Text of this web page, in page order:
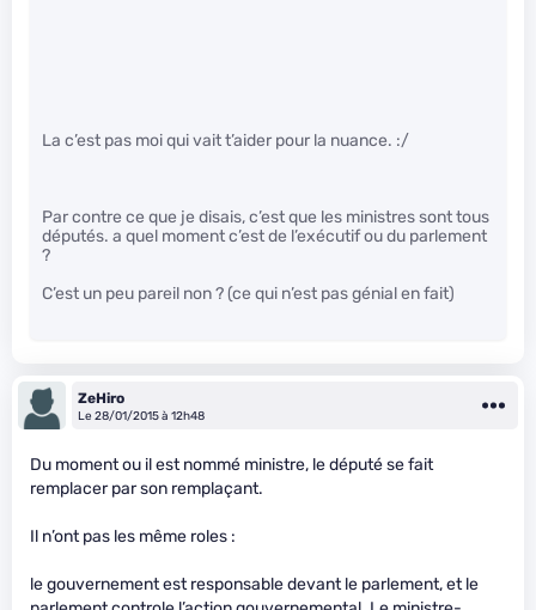
La c’est pas moi qui vait t’aider pour la nuance. :/
Par contre ce que je disais, c’est que les ministres sont tous
députés. a quel moment c’est de l’exécutif ou du parlement
?
C’est un peu pareil non ? (ce qui n’est pas génial en fait)
ZeHiro
Le 28/01/2015 à 12h48
Du moment ou il est nommé ministre, le député se fait
remplacer par son remplaçant.
Il n’ont pas les même roles :
le gouvernement est responsable devant le parlement, et le